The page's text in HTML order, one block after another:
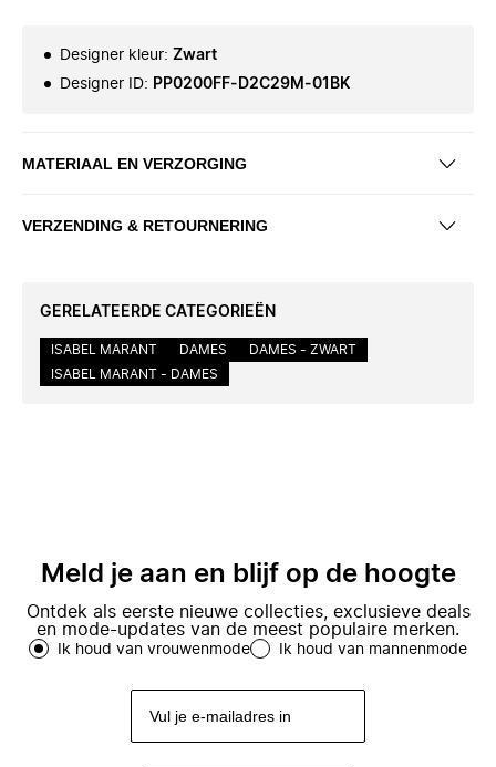
Designer kleur: Zwart
Designer ID: PP0200FF-D2C29M-01BK
MATERIAAL EN VERZORGING
VERZENDING & RETOURNERING
GERELATEERDE CATEGORIEËN
ISABEL MARANT DAMES
DAMES - ZWART
ISABEL MARANT - DAMES
Meld je aan en blijf op de hoogte
Ontdek als eerste nieuwe collecties, exclusieve deals
en mode-updates van de meest populaire merken.
Ik houd van vrouwenmode Ik houd van mannenmode